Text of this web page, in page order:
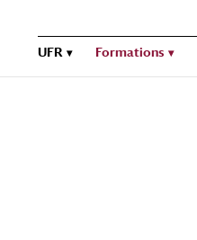
UFR Formations